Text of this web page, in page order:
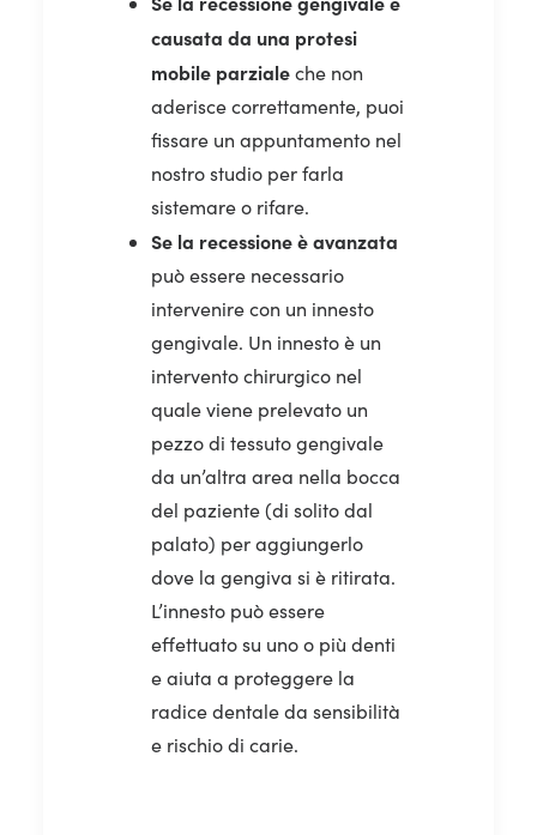
causata da una protesi
mobile parzialeche non
aderisce correttamente, puoi
fissare un appuntamento nel
nostro studio per farla
sistemare o rifare.
Se la recessione è avanzata
può essere necessario
intervenire con un innesto
gengivale. Un innesto è un
intervento chirurgico nel
quale viene prelevato un
pezzo di tessuto gengivale
da un’altra area nella bocca
del paziente (di solito dal
palato) per aggiungerlo
dove la gengiva si è ritirata.
L’innesto può essere
effettuato su uno o più denti
e aiuta a proteggere la
radice dentale da sensibilità
e rischio di carie.